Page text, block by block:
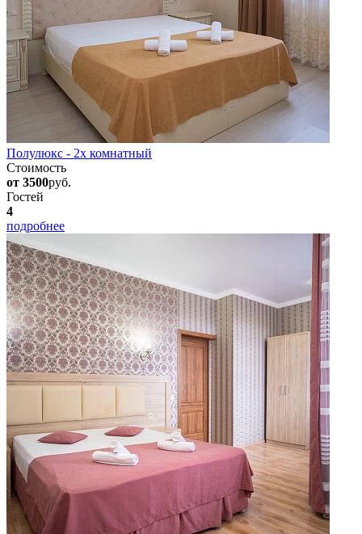
Полулюкс - 2х комнатный
Стоимость
от 3500руб.
Гостей
4
подробнее